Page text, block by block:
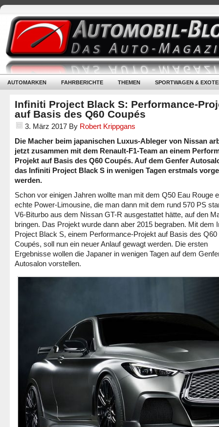
AUTOMARKEN FAHRBERICHTE THEMEN SPORTWAGEN &
Infiniti Project Black S: Performance-
auf Basis des Q60 Coupés
3. März 2017 By Robert Krippgans
Die Macher beim japanischen Luxus-Ableger von Nissan
jetzt zusammen mit dem Renault-F1-Team an einem
Projekt auf Basis des Q60 Coupés. Auf dem Genfer
das Infiniti Project Black S in wenigen Tagen erstmals
werden.
Schon vor einigen Jahren wollte man mit dem Q50 Eau Rouge
echte Power-Limousine, die man dann mit dem rund 570 PS
V6-Biturbo aus dem Nissan GT-R ausgestattet hätte, auf den
bringen. Das Projekt wurde dann aber 2015 begraben. Mit dem
Project Black S, einem Performance-Projekt auf Basis des Q60
Coupés, soll nun ein neuer Anlauf gewagt werden. Die ersten
Ergebnisse wollen die Japaner in wenigen Tagen auf dem
Autosalon vorstellen.